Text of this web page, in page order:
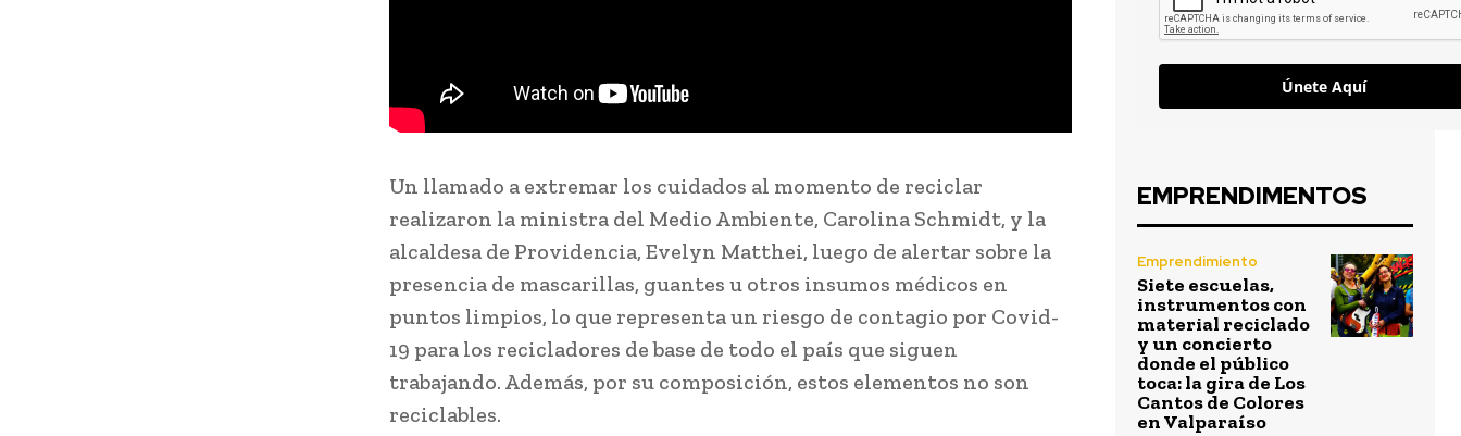
Un llamado a extremar los cuidados al momento de reciclar
realizaron la ministra del Medio Ambiente, Carolina Schmidt, y la
alcaldesa de Providencia, Evelyn Matthei, luego de alertar sobre la
presencia de mascarillas, guantes u otros insumos médicos en
puntos limpios, lo que representa un riesgo de contagio por Covid-
19 para los recicladores de base de todo el país que siguen
trabajando. Además, por su composición, estos elementos no son
reciclables.
Únete Aquí
EMPRENDIMENTOS
Emprendimiento
Siete escuelas,
instrumentos con
material reciclado
y un concierto
donde el público
toca: la gira de Los
Cantos de Colores
en Valparaíso